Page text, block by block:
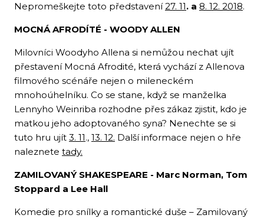
Nepromeškejte toto představení27. 11. a 8. 12. 2018.
MOCNÁ AFRODÍTÉ - WOODY ALLEN
Milovníci Woodyho Allena si nemůžou nechat ujít
přestavení Mocná Afrodité, která vychází z Allenova
filmového scénáře nejen o mileneckém
mnohoúhelníku. Co se stane, když se manželka
Lennyho Weinriba rozhodne přes zákaz zjistit, kdo je
matkou jeho adoptovaného syna? Nenechte se si
tuto hru ujít 3. 11., 13. 12. Další informace nejen o hře
naleznete tady.
ZAMILOVANÝ SHAKESPEARE - Marc Norman, Tom
Stoppard a Lee Hall
Komedie pro snílky a romantické duše – Zamilovaný